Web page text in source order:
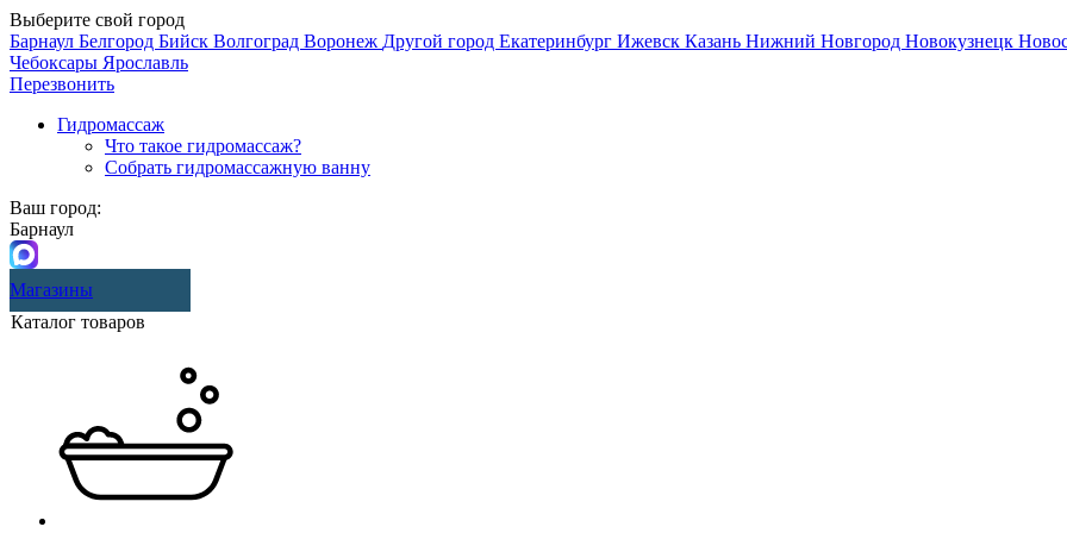
Выберите свой город
Барнаул Белгород Бийск Волгоград Воронеж Другой город Екатеринбург Ижевск Казань Нижний Новгород Новокузнецк
Чебоксары Ярославль
Перезвонить
Гидромассаж
Что такое гидромассаж?
Собрать гидромассажную ванну
Ваш город:
Барнаул
Магазины
Каталог товаров